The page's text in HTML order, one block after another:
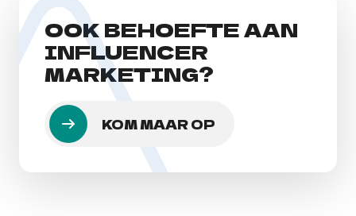
OOK BEHOEFTE AAN
INFLUENCER
MARKETING?
KOM MAAR OP